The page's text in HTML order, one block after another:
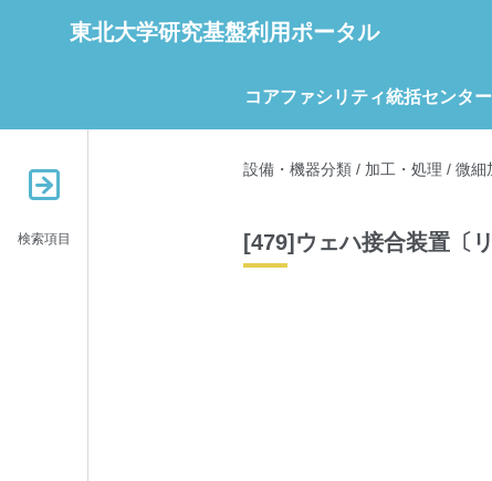
東北大学研究基盤利用ポータル
コアファシリティ統括センタ
検索項目
設備・機器分類 / 加工・処理 / 微細
[479]ウェハ接合装置〔リ